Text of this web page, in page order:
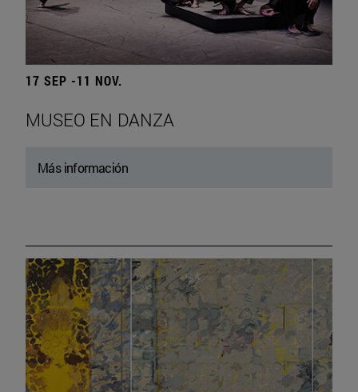
17 SEP -11 NOV.
MUSEO EN DANZA
Más información